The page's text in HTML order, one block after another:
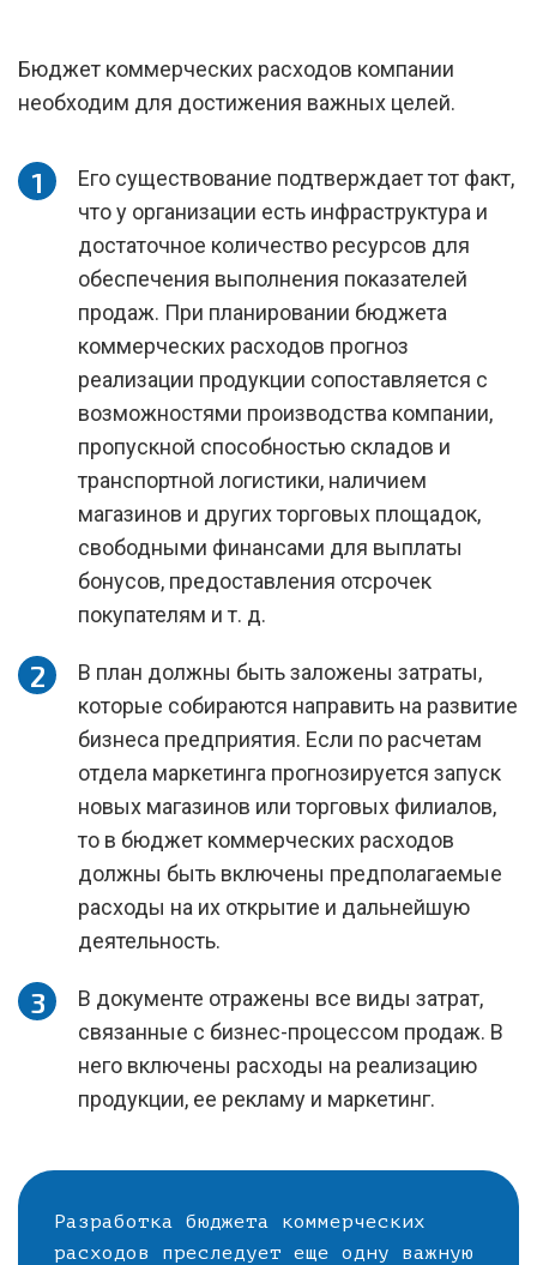
Бюджет коммерческих расходов компании
необходим для достижения важных целей.
Его существование подтверждает тот факт,
что у организации есть инфраструктура и
достаточное количество ресурсов для
обеспечения выполнения показателей
продаж. При планировании бюджета
коммерческих расходов прогноз
реализации продукции сопоставляется с
возможностями производства компании,
пропускной способностью складов и
транспортной логистики, наличием
магазинов и других торговых площадок,
свободными финансами для выплаты
бонусов, предоставления отсрочек
покупателям и т. д.
В план должны быть заложены затраты,
которые собираются направить на развитие
бизнеса предприятия. Если по расчетам
отдела маркетинга прогнозируется запуск
новых магазинов или торговых филиалов,
то в бюджет коммерческих расходов
должны быть включены предполагаемые
расходы на их открытие и дальнейшую
деятельность.
В документе отражены все виды затрат,
связанные с бизнес-процессом продаж. В
него включены расходы на реализацию
продукции, ее рекламу и маркетинг.
Разработка бюджета коммерческих
расходов преследует еще одну важную